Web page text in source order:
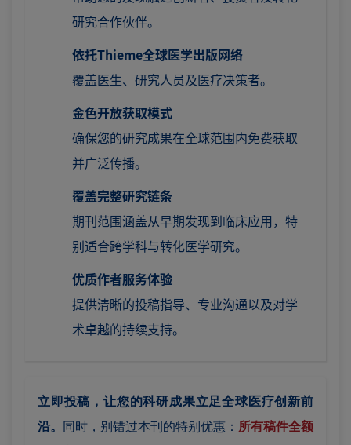
研究合作伙伴。
依托Thieme全球医学出版网络
覆盖医生、研究人员及医疗决策者。
金色开放获取模式
确保您的研究成果在全球范围内免费获取
并广泛传播。
覆盖完整研究链条
期刊范围涵盖从早期发现到临床应用，特
别适合跨学科与转化医学研究。
优质作者服务体验
提供清晰的投稿指导、专业沟通以及对学
术卓越的持续支持。
立即投稿，让您的科研成果立足全球医疗创新前
沿。
同时，别错过本刊的特别优惠： 所有稿件全额